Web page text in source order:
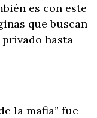
es con este
que buscan
hasta
la mafia” fue